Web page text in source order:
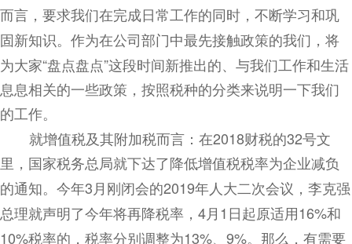
而言，要求我们在完成日常工作的同时，不断学习和巩
固新知识。作为在公司部门中最先接触政策的我们 ， 将
为大家“盘点盘点”这段时间新推出的、与我们工作和生活
息息相关的一些政策，按照税种的分类来说明一下我们
的工作。
就增值税及其附加税而言：在2018财税的32号文
里，国家税务总局就下达了降低增值税税率为企业减负
的通知。今年3月刚闭会的2019年人大二次会议 ， 李克强
总理就声明了今年将再降税率， 4月 1日起原适用16%和
10%税率的，税率分别调整为13%、 9%。那么，有需要